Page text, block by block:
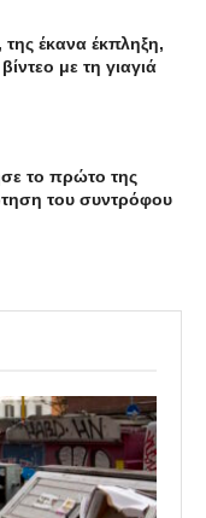
έκανα έκπληξη,
με τη γιαγιά
το πρώτο της
του συντρόφου